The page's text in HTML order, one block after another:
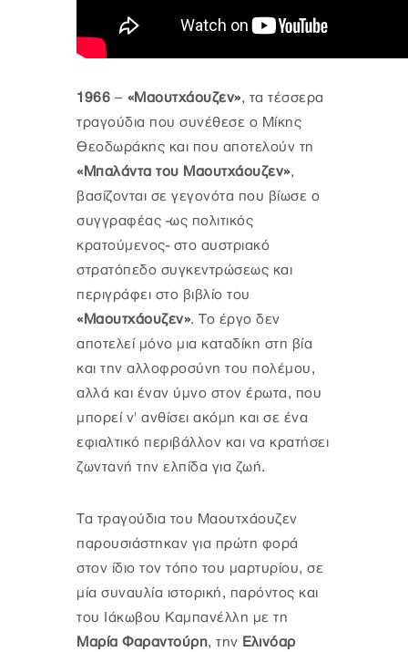
1966 – «Μαουτχάουζεν», τα τέσσερα
τραγούδια που συνέθεσε ο Μίκης
Θεοδωράκης και που αποτελούν τη
«Μπαλάντα του Μαουτχάουζεν»,
βασίζονται σε γεγονότα που βίωσε ο
συγγραφέας -ως πολιτικός
κρατούμενος- στο αυστριακό
στρατόπεδο συγκεντρώσεως και
περιγράφει στο βιβλίο του
«Μαουτχάουζεν». Το έργο δεν
αποτελεί μόνο μια καταδίκη στη βία
και την αλλοφροσύνη του πολέμου,
αλλά και έναν ύμνο στον έρωτα, που
μπορεί ν' ανθίσει ακόμη και σε ένα
εφιαλτικό περιβάλλον και να κρατήσει
ζωντανή την ελπίδα για ζωή.
Τα τραγούδια του Μαουτχάουζεν
παρουσιάστηκαν για πρώτη φορά
στον ίδιο τον τόπο του μαρτυρίου, σε
μία συναυλία ιστορική, παρόντος και
του Ιάκωβου Καμπανέλλη με τη
Μαρία Φαραντούρη, την Ελινόαρ